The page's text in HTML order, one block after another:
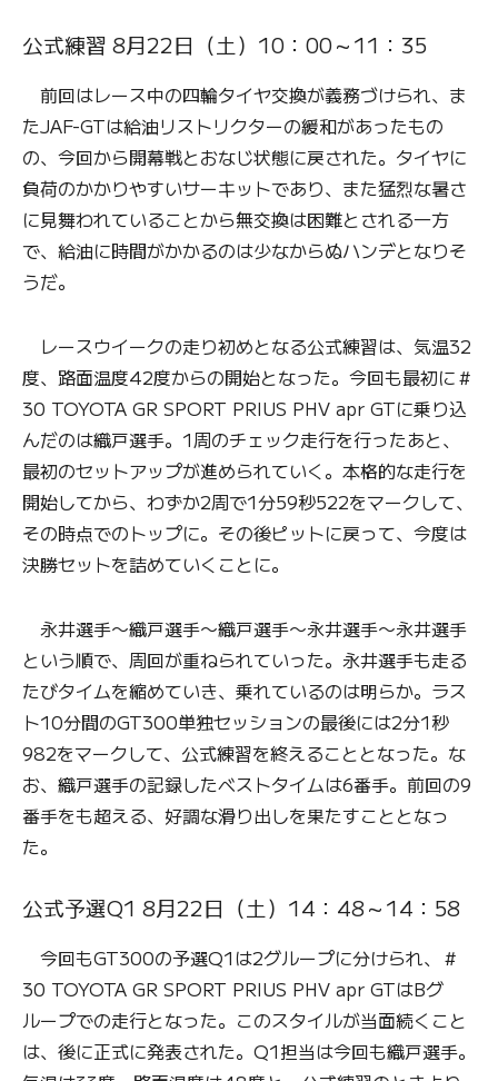
公式練習 8月22日（土）10：00～11：35
前回はレース中の四輪タイヤ交換が義務づけられ、ま
たJAF-GTは給油リストリクターの緩和があったもの
の、今回から開幕戦とおなじ状態に戻された。タイヤに
負荷のかかりやすいサーキットであり、また猛烈な暑さ
に見舞われていることから無交換は困難とされる一方
で、給油に時間がかかるのは少なからぬハンデとなりそ
うだ。
レースウイークの走り初めとなる公式練習は、気温32
度、路面温度42度からの開始となった。今回も最初に＃
30 TOYOTA GR SPORT PRIUS PHV apr GTに乗り込
んだのは織戸選手。1周のチェック走行を行ったあと、
最初のセットアップが進められていく。本格的な走行を
開始してから、わずか2周で1分59秒522をマークして、
その時点でのトップに。その後ピットに戻って、今度は
決勝セットを詰めていくことに。
永井選手〜織戸選手〜織戸選手〜永井選手〜永井選手
という順で、周回が重ねられていった。永井選手も走る
たびタイムを縮めていき、乗れているのは明らか。ラス
ト10分間のGT300単独セッションの最後には2分1秒
982をマークして、公式練習を終えることとなった。な
お、織戸選手の記録したベストタイムは6番手。前回の9
番手をも超える、好調な滑り出しを果たすこととなっ
た。
公式予選Q1 8月22日（土）14：48～14：58
今回もGT300の予選Q1は2グループに分けられ、＃
30 TOYOTA GR SPORT PRIUS PHV apr GTはBグ
ループでの走行となった。このスタイルが当面続くこと
は、後に正式に発表された。Q1担当は今回も織戸選手。